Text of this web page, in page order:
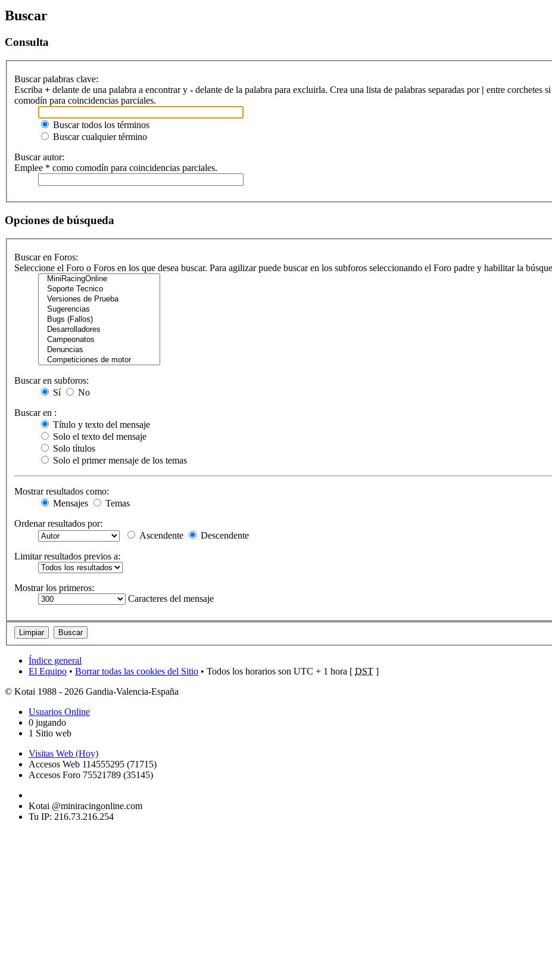
Buscar
Consulta
Buscar palabras clave:
Escriba + delante de una palabra a encontrar y - delante de la palabra para excluirla. Crea una lista de palabras separadas por | entre corchetes
comodín para coincidencias parciales.
Buscar todos los términos
Buscar cualquier término
Buscar autor:
Emplee * como comodín para coincidencias parciales.
Opciones de búsqueda
Buscar en Foros:
Seleccione el Foro o Foros en los que desea buscar. Para agilizar puede buscar en los subforos seleccionando el Foro padre y habilitar la
Buscar en subforos:
Sí
No
Buscar en :
Título y texto del mensaje
Solo el texto del mensaje
Solo títulos
Solo el primer mensaje de los temas
Mostrar resultados como:
Mensajes
Temas
Ordenar resultados por:
Ascendente
Descendente
Limitar resultados previos a:
Mostrar los primeros:
Caracteres del mensaje
Índice general
El Equipo • Borrar todas las cookies del Sitio • Todos los horarios son UTC + 1 hora [ DST ]
© Kotai 1988 - 2026 Gandia-Valencia-España
Usuarios Online
0 jugando
1 Sitio web
Visitas Web (Hoy)
Accesos Web 114555295 (71715)
Accesos Foro 75521789 (35145)
Kotai @miniracingonline.com
Tu IP: 216.73.216.254